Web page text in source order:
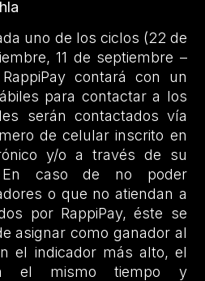
uno de los ciclos (22 de
11 de septiembre –
contará con un
para contactar a los
serán contactados vía
de celular inscrito en
y/o a través de su
En caso de no poder
o que no atiendan a
por RappiPay, éste se
asignar como ganador al
el indicador más alto, el
el mismo tiempo y